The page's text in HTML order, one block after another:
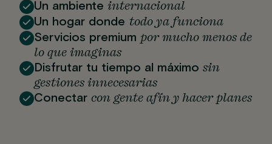
Un ambiente internacional
Un hogar donde todo ya funciona
Servicios premium por mucho menos de
lo que imaginas
Disfrutar tu tiempo al máximo sin
gestiones innecesarias
Conectar con gente afín y hacer planes